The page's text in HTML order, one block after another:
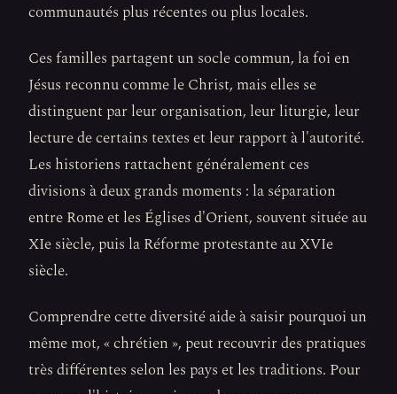
communautés plus récentes ou plus locales.
Ces familles partagent un socle commun, la foi en
Jésus reconnu comme le Christ, mais elles se
distinguent par leur organisation, leur liturgie, leur
lecture de certains textes et leur rapport à l'autorité.
Les historiens rattachent généralement ces
divisions à deux grands moments : la séparation
entre Rome et les Églises d'Orient, souvent située au
XIe siècle, puis la Réforme protestante au XVIe
siècle.
Comprendre cette diversité aide à saisir pourquoi un
même mot, « chrétien », peut recouvrir des pratiques
très différentes selon les pays et les traditions. Pour